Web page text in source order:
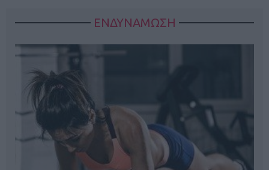
ΕΝΔΥΝΑΜΩΣΗ